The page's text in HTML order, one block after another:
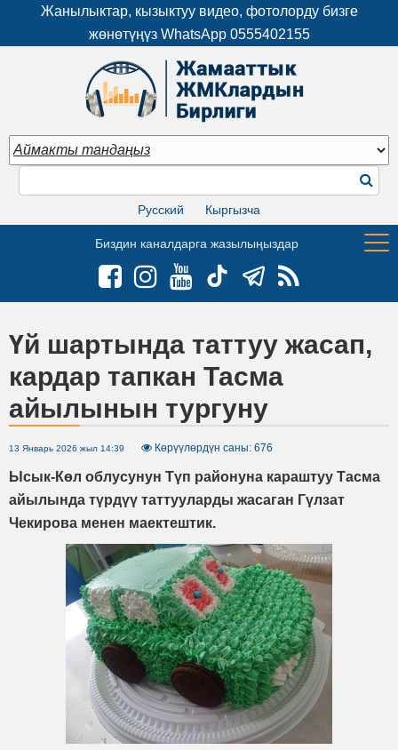
Жанылыктар, кызыктуу видео, фотолорду бизге
жөнөтүңүз WhatsApp 0555402155
Русский Кыргызча
Биздин каналдарга жазылыңыздар
Үй шартында таттуу жасап,
кардар тапкан Тасма
айылынын тургуну
13 Январь 2026 жыл 14:39 Көрүүлөрдүн саны: 676
Ысык-Көл облусунун Түп районуна караштуу Тасма
айылында түрдүү таттууларды жасаган Гүлзат
Чекирова менен маектештик.